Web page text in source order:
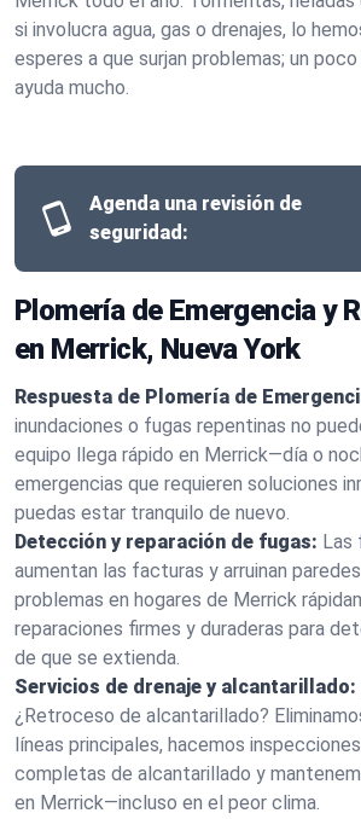
si involucra agua, gas o drenajes, lo
esperes a que surjan problemas; un
ayuda mucho.
Agenda una revisión de
seguridad:
Plomería de Emergencia y
en Merrick, Nueva York
Respuesta de Plomería de
inundaciones o fugas repentinas no
equipo llega rápido en Merrick—día o
emergencias que requieren soluciones
puedas estar tranquilo de nuevo.
Detección y reparación de fugas: Las
aumentan las facturas y arruinan
problemas en hogares de Merrick
reparaciones firmes y duraderas para
de que se extienda.
Servicios de drenaje y alcantarillado:
¿Retroceso de alcantarillado?
líneas principales, hacemos
completas de alcantarillado y
en Merrick—incluso en el peor clima.